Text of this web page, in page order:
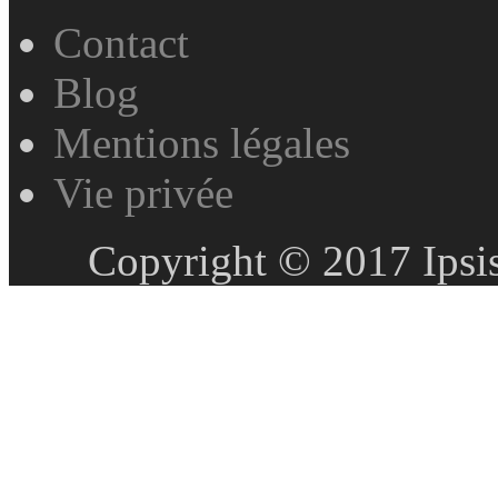
Contact
Blog
Mentions légales
Vie privée
Copyright © 2017